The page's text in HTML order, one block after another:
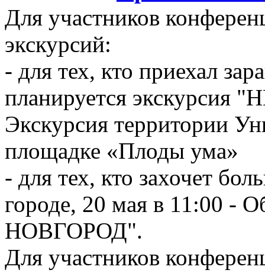
Для участников
экскурсий:
- для тех, кто приехал
планируется экскурсия
Экскурсия территории
площадке «Плоды ума»
- для тех, кто захочет
городе, 20 мая в 11:00 -
НОВГОРОД".
Для участников